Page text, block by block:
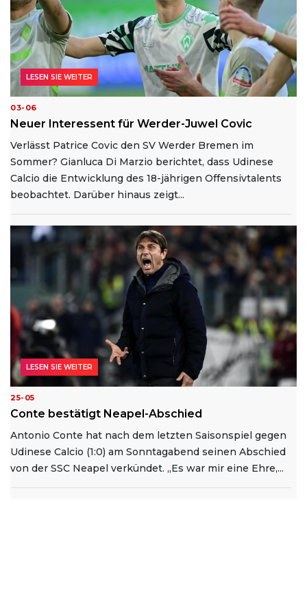
03-06
Neuer Interessent für Werder-Juwel Covic
Verlässt Patrice Covic den SV Werder Bremen im
Sommer? Gianluca Di Marzio berichtet, dass Udinese
Calcio die Entwicklung des 18-jährigen Offensivtalents
beobachtet. Darüber hinaus zeigt...
LESEN SIE WEITER
25-05
Conte bestätigt Neapel-Abschied
Antonio Conte hat nach dem letzten Saisonspiel gegen
Udinese Calcio (1:0) am Sonntagabend seinen Abschied
von der SSC Neapel verkündet. „Es war mir eine Ehre,...
LESEN SIE WEITER